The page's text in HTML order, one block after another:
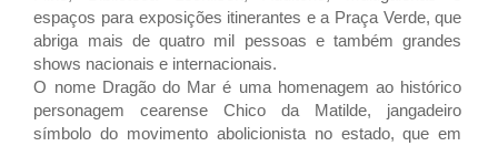
espaços para exposições itinerantes e a Praça Verde, que
abriga mais de quatro mil pessoas e também grandes
shows nacionais e internacionais.
O nome Dragão do Mar é uma homenagem ao histórico
personagem cearense Chico da Matilde, jangadeiro
símbolo do movimento abolicionista no estado, que em